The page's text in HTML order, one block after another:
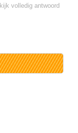
volledig antwoord